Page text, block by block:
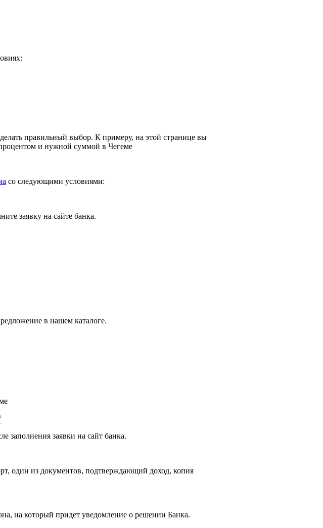
правильный выбор. К примеру, на этой странице вы
и нужной суммой в Чегеме
со следующими условиями:
заявку на сайте банка.
в нашем каталоге.
заполнения заявки на сайт банка.
один из документов, подтверждающий доход, копия
на который придет уведомление о решении Банка.